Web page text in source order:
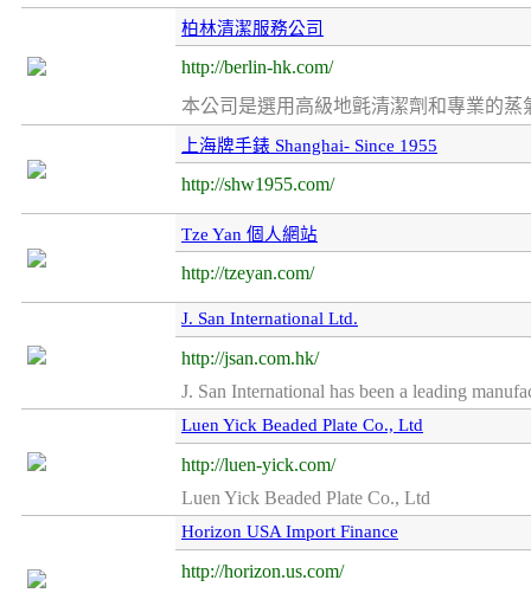
柏林清潔服務公司
http://berlin-hk.com/
本公司是選用高級地氈清潔劑和專業的蒸
上海牌手錶 Shanghai- Since 1955
http://shw1955.com/
Tze Yan 個人網站
http://tzeyan.com/
J. San International Ltd.
http://jsan.com.hk/
J. San International has been a leading
Luen Yick Beaded Plate Co., Ltd
http://luen-yick.com/
Luen Yick Beaded Plate Co., Ltd
Horizon USA Import Finance
http://horizon.us.com/